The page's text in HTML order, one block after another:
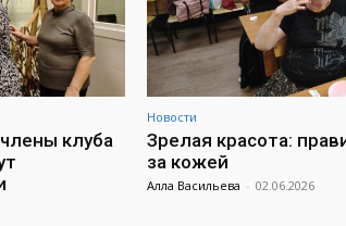
клуба
Новости
Зрелая красота:
за кожей
Алла Васильева - 02.06.2026